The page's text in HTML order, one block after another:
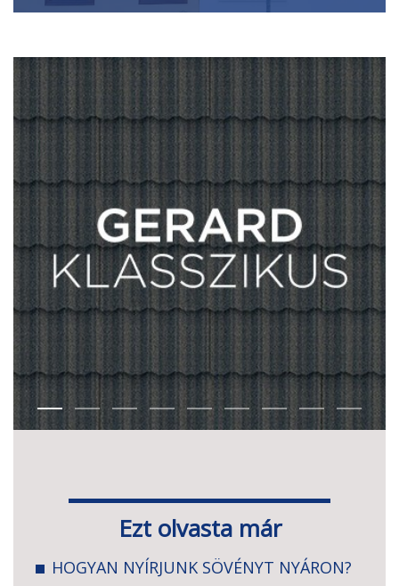
Ezt olvasta már
HOGYAN NYÍRJUNK SÖVÉNYT NYÁRON?